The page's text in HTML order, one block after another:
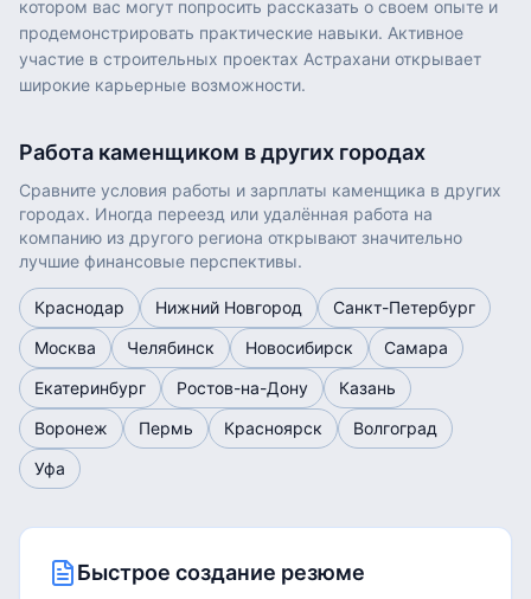
котором вас могут попросить рассказать о своем опыте и
продемонстрировать практические навыки. Активное
участие в строительных проектах Астрахани открывает
широкие карьерные возможности.
Работа каменщиком в других городах
Сравните условия работы и зарплаты каменщика в других
городах. Иногда переезд или удалённая работа на
компанию из другого региона открывают значительно
лучшие финансовые перспективы.
Краснодар Нижний Новгород
Санкт-Петербург
Москва
Челябинск Новосибирск
Самара
Екатеринбург
Ростов-на-Дону
Казань
Воронеж
Пермь Красноярск
Волгоград
Уфа
Быстрое создание резюме